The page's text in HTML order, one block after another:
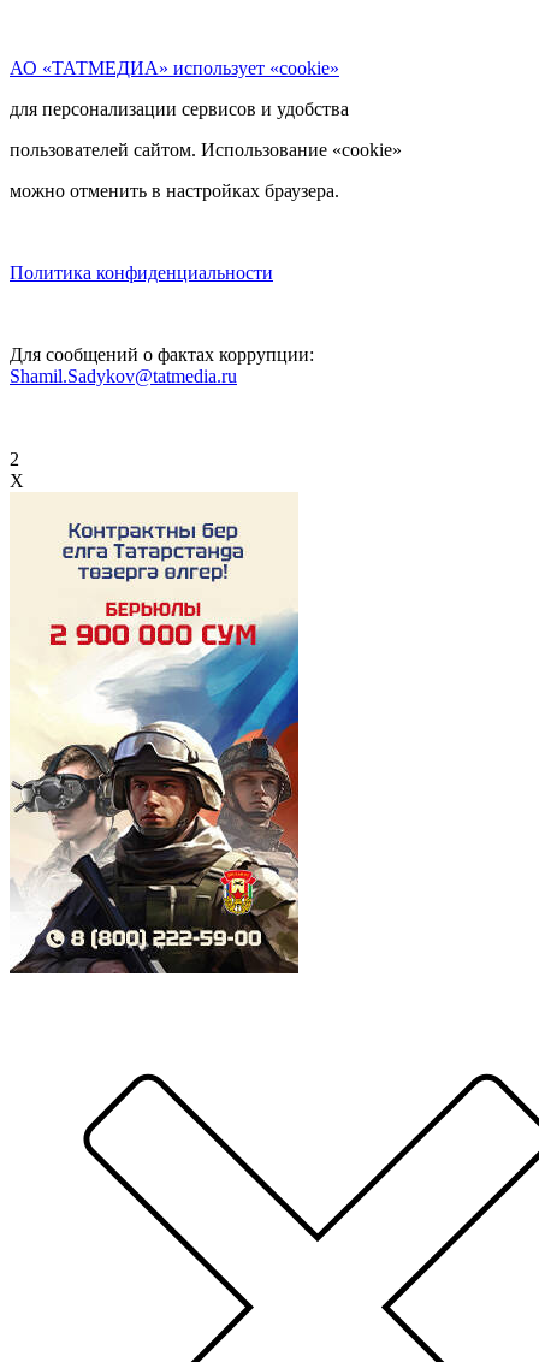
АО «ТАТМЕДИА» использует «cookie»
для персонализации сервисов и удобства
пользователей сайтом. Использование «cookie»
можно отменить в настройках браузера.
Политика конфиденциальности
Для сообщений о фактах коррупции:
Shamil.Sadykov@tatmedia.ru
2
X